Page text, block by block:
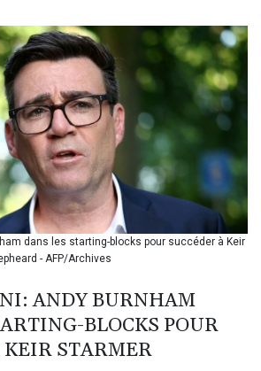
BMD 1.155308
BND 1.479204
BOB 14.010485
BRL 5.937698
BSD 1.153603
BTN 109.671657
BWP 15.643552
BYN 3.4119
BYR 22644.030618
BZD 2.320142
CAD 1.618476
CDF 2612.150446
CHF 0.931709
CLP 1055.974029
CNY 7.798053
CNH 7.795213
COP 3676.986215
dans les starting-blocks pour succéder à Keir
- AFP/Archives
ANDY BURNHAM
BLOCKS POUR
KEIR STARMER